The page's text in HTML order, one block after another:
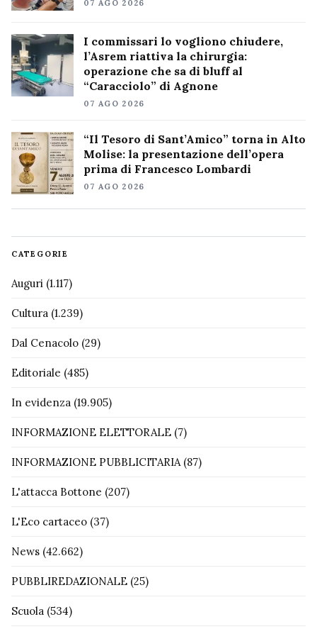
07 AGO 2026
I commissari lo vogliono chiudere,
l’Asrem riattiva la chirurgia:
operazione che sa di bluff al
“Caracciolo” di Agnone
07 AGO 2026
“Il Tesoro di Sant’Amico” torna in Alto
Molise: la presentazione dell’opera
prima di Francesco Lombardi
07 AGO 2026
CATEGORIE
Auguri (1.117)
Cultura (1.239)
Dal Cenacolo (29)
Editoriale (485)
In evidenza (19.905)
INFORMAZIONE ELETTORALE (7)
INFORMAZIONE PUBBLICITARIA(87)
L'attacca Bottone (207)
L'Eco cartaceo (37)
News (42.662)
PUBBLIREDAZIONALE (25)
Scuola (534)